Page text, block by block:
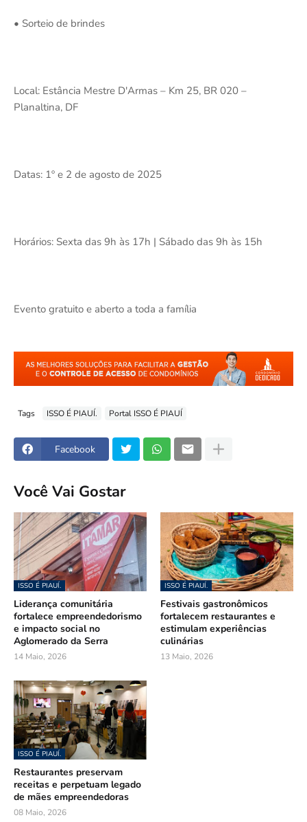
• Sorteio de brindes
Local: Estância Mestre D'Armas – Km 25, BR 020 –
Planaltina, DF
Datas: 1º e 2 de agosto de 2025
Horários: Sexta das 9h às 17h | Sábado das 9h às 15h
Evento gratuito e aberto a toda a família
Tags ISSO É PIAUÍ. Portal ISSO É PIAUÍ
Facebook
Você Vai Gostar
ISSO É PIAUÍ.
Liderança comunitária
fortalece empreendedorismo
e impacto social no
Aglomerado da Serra
14 Maio, 2026
ISSO É PIAUÍ.
Festivais gastronômicos
fortalecem restaurantes e
estimulam experiências
culinárias
13 Maio, 2026
ISSO É PIAUÍ.
Restaurantes preservam
receitas e perpetuam legado
de mães empreendedoras
08 Maio, 2026